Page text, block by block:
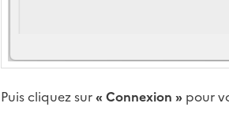
Puis cliquez sur« Connexion »pour